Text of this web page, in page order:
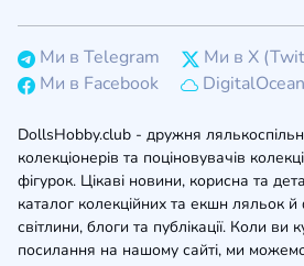
Ми в Telegram
Ми в X
Ми в Facebook
DigitalOcean
DollsHobby.club - дружня
колекціонерів та поціновувачів
фігурок. Цікаві новини, корисна та
каталог колекційних та екшн ляльок й
світлини, блоги та публікації. Коли ви
посилання на нашому сайті, ми